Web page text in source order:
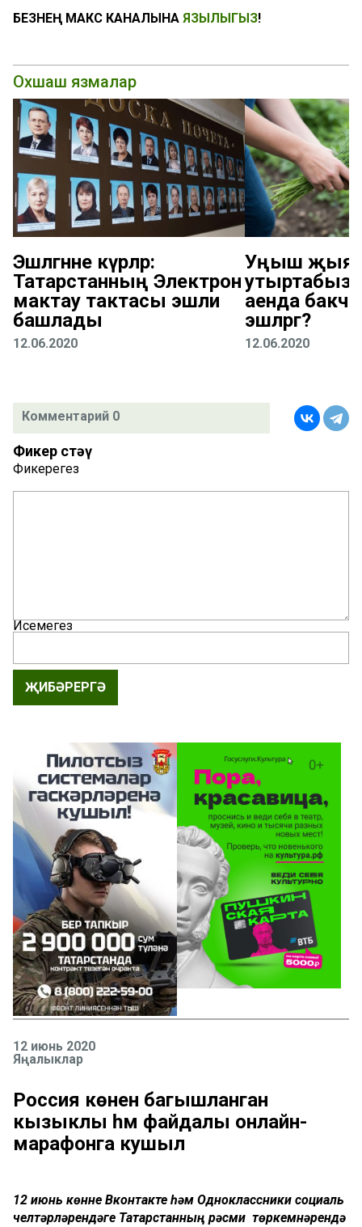
БЕЗНЕҢ МАКС КАНАЛЫНА ЯЗЫЛЫГЫЗ!
Охшаш язмалар
Эшләгәнне күрәләр:
Татарстанның Электрон
мактау тактасы эшли
башлады
12.06.2020
Уңыш
утыртабыз:
аенда
эшләргә?
12.06.2020
Комментарий 0
Фикер өстәү
Фикерегез
Исемегез
ҖИБӘРЕРГӘ
12 июнь 2020
Яңалыклар
Россия көненә багышланган
кызыклы һәм файдалы онлайн-
марафонга кушыл
12 июнь көнне Вконтакте һәм Одноклассники социаль
челтәрләрендәге Татарстанның рәсми төркемнәрендә